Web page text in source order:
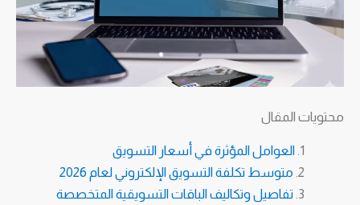
محتويات المقال
العوامل المؤثرة في أسعار التسويق
متوسط تكلفة التسويق الإلكتروني لعام 2026
تفاصيل وتكاليف الباقات التسويقية المتخصصة